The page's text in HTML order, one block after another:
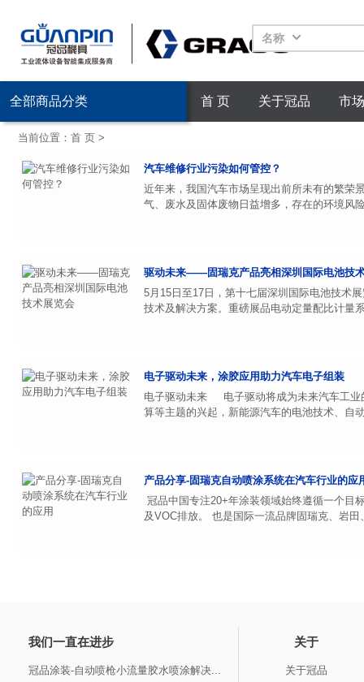
名称
首 页 关于冠品 市
全部商品分类
当前位置： 首 页>
汽车维修行业污染如何管控？
近年来，我国汽车市场呈现出前所未有的繁荣
气、废水及固体废物日益增多，存在的环境风
驱动未来——固瑞克产品亮相深圳国际电池技
5月15日至17日，第十七届深圳国际电池技术
技术及解决方案。重磅展品电动定量配比计量
电子驱动未来，涂胶应用助力汽车电子组装
电子驱动未来 电子驱动将成为未来汽车工业
算等主题的兴起，新能源汽车的电池技术、自
产品分享-固瑞克自动喷涂系统在汽车行业的应
冠品中国专注20+年涂装领域始终遵循一个目
及VOC排放。 也是国际一流品牌固瑞克、岩
我们一直在进步
冠品涂装-自动喷枪小流量胶水喷涂解决...
关于
关于冠品